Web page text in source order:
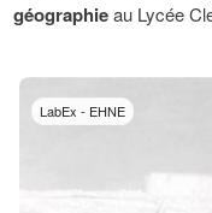
géographieau Lycée
LabEx - EHNE